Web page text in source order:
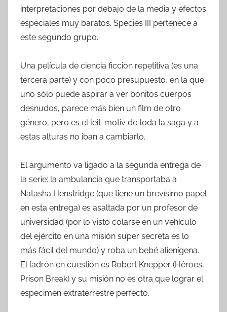
interpretaciones por debajo de la media y efectos
especiales muy baratos. Species III pertenece a
este segundo grupo.
Una película de ciencia ficción repetitiva (es una
tercera parte) y con poco presupuesto, en la que
uno sólo puede aspirar a ver bonitos cuerpos
desnudos, parece más bien un film de otro
género, pero es el leit-motiv de toda la saga y a
estas alturas no iban a cambiarlo.
El argumento va ligado a la segunda entrega de
la serie: la ambulancia que transportaba a
Natasha Henstridge (que tiene un brevísimo papel
en esta entrega) es asaltada por un profesor de
universidad (por lo visto colarse en un vehículo
del ejército en una misión super secreta es lo
más fácil del mundo) y roba un bebé alienígena.
El ladrón en cuestión es Robert Knepper (Héroes,
Prison Break) y su misión no es otra que lograr el
especimen extraterrestre perfecto.